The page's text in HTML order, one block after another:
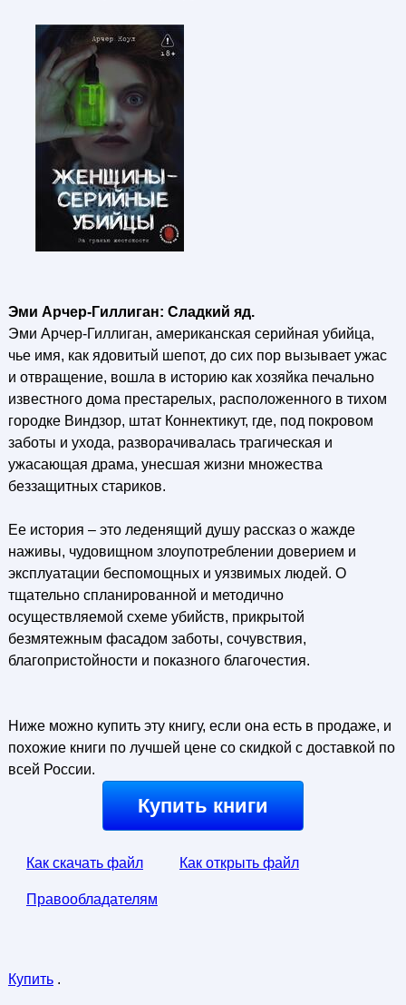
Эми Арчер-Гиллиган: Сладкий яд.
Эми Арчер-Гиллиган, американская серийная убийца,
чье имя, как ядовитый шепот, до сих пор вызывает ужас
и отвращение, вошла в историю как хозяйка печально
известного дома престарелых, расположенного в тихом
городке Виндзор, штат Коннектикут, где, под покровом
заботы и ухода, разворачивалась трагическая и
ужасающая драма, унесшая жизни множества
беззащитных стариков.
Ее история – это леденящий душу рассказ о жажде
наживы, чудовищном злоупотреблении доверием и
эксплуатации беспомощных и уязвимых людей. О
тщательно спланированной и методично
осуществляемой схеме убийств, прикрытой
безмятежным фасадом заботы, сочувствия,
благопристойности и показного благочестия.
Ниже можно купить эту книгу, если она есть в продаже, и
похожие книги по лучшей цене со скидкой с доставкой по
всей России.
Купить книги
Как скачать файл Как открыть файл
Правообладателям
Купить.